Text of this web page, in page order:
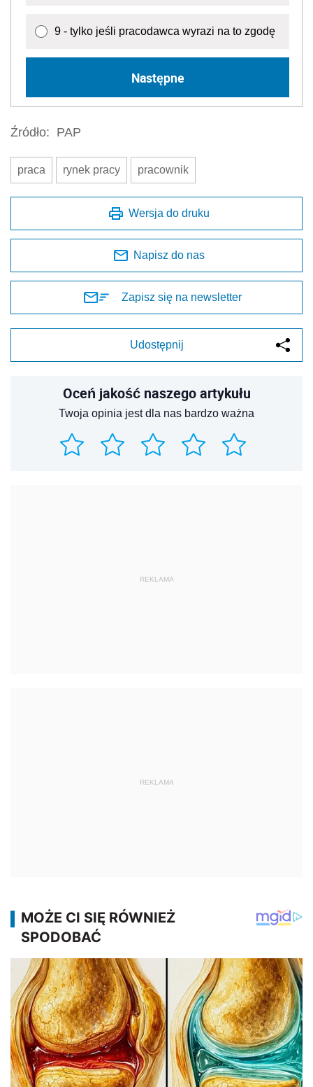
9 - tylko jeśli pracodawca wyrazi na to zgodę
Następne
Źródło: PAP
praca rynek pracy pracownik
Wersja do druku
Napisz do nas
Zapisz się na newsletter
Udostępnij
Oceń jakość naszego artykułu
Twoja opinia jest dla nas bardzo ważna
REKLAMA
REKLAMA